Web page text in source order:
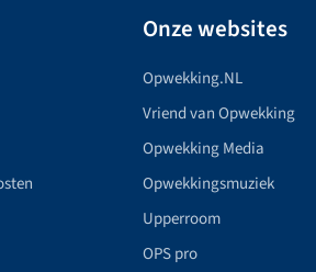
Onze websites
Opwekking.NL
Vriend van Opwekking
Opwekking Media
Opwekkingsmuziek
Upperroom
OPS pro